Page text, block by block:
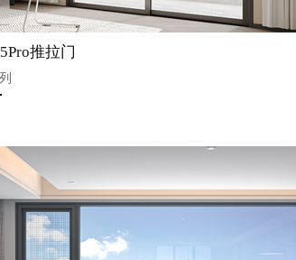
推拉门